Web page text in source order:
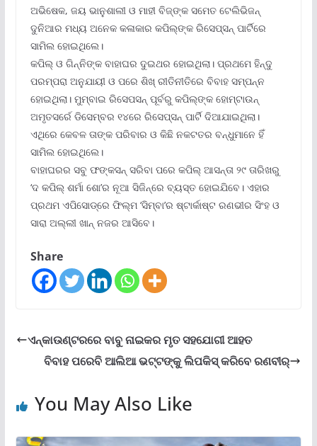
ଅଭିଷେକ, ଜୟ ଭାନୁଶାଲୀ ଓ ମାହୀ ବିଜ୍ଙ୍କ ସମେତ ଟେଲିଭିଜନ୍
ଦୁନିଆର ମଧ୍ୟ ଅନେକ କଳାକାର କପିଲ୍ଙ୍କ ରିସେପ୍ସନ୍ ପାର୍ଟିରେ
ସାମିଲ ହୋଇଥିଲେ।
କପିଲ୍ ଓ ଗିନ୍ନିଙ୍କ ବାହାଘର ଦୁଇଥର ହୋଇଥିଲା। ପ୍ରଥମେ ହିନ୍ଦୁ
ପରମ୍ପରା ଅନୁଯାୟୀ ଓ ପରେ ଶିଖ୍ ରୀତିନୀତିରେ ବିବାହ ସମ୍ପନ୍ନ
ହୋଇଥିଲା। ମୁମ୍ବାଇ ରିସେପସନ୍ ପୂର୍ବରୁ କପିଲ୍ଙ୍କ ହୋମ୍ଟାଉନ୍
ଅମୃତସର୍ରେ ଡିସେମ୍ବର ୧୪ରେ ରିସେପ୍ସନ୍ ପାର୍ଟି ଦିଆଯାଇଥିଲା।
ଏଥିରେ କେବଳ ତାଙ୍କ ପରିବାର ଓ କିଛି ନକଟତର ବନ୍ଧୁମାନେ ହିଁ
ସାମିଲ ହୋଇଥିଲେ।
ବାହାଘରର ସବୁ ଫଙ୍କସନ୍ ସରିବା ପରେ କପିଲ୍ ଆସନ୍ତା ୨୯ ତାରିଖରୁ
‘ଦ କପିଲ୍ ଶର୍ମା ଶୋ’ର ନୂଆ ସିଜିନ୍ରେ ବ୍ୟସ୍ତ ହୋଇଯିବେ। ଏହାର
ପ୍ରଥମ ଏପିସୋଡ୍ରେ ଫିଲ୍ମ ‘ସିମ୍ବା’ର ଷ୍ଟାର୍କାଷ୍ଟ ରଣଭୀର ସିଂହ ଓ
ସାରା ଅଲ୍ଲୀ ଖାନ୍ ନଜର ଆସିବେ।
Share
ଏନ୍କାଉଣ୍ଟରରେ ବାବୁ ନାଇକର ମୃତ ସହଯୋଗୀ ଆହତ
ବିବାହ ପରେବି ଆଲିଆ ଭଟ୍ଟଙ୍କୁ ଲିପକିସ୍ କରିବେ ରଣବୀର୍
You May Also Like